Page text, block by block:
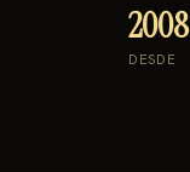
2008
DESDE